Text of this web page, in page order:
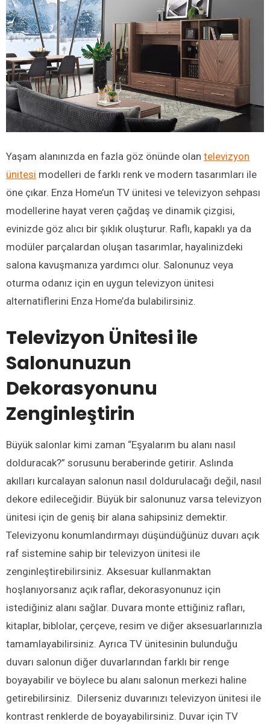
Yaşam alanınızda en fazla göz önünde olan televizyon
ünitesi modelleri de farklı renk ve modern tasarımları ile
öne çıkar. Enza Home’un TV ünitesi ve televizyon sehpası
modellerine hayat veren çağdaş ve dinamik çizgisi,
evinizde göz alıcı bir şıklık oluşturur. Raflı, kapaklı ya da
modüler parçalardan oluşan tasarımlar, hayalinizdeki
salona kavuşmanıza yardımcı olur. Salonunuz veya
oturma odanız için en uygun televizyon ünitesi
alternatiflerini Enza Home’da bulabilirsiniz.
Televizyon Ünitesi ile
Salonunuzun
Dekorasyonunu
Zenginleştirin
Büyük salonlar kimi zaman “Eşyalarım bu alanı nasıl
dolduracak?” sorusunu beraberinde getirir. Aslında
akılları kurcalayan salonun nasıl doldurulacağı değil, nasıl
dekore edileceğidir. Büyük bir salonunuz varsa televizyon
ünitesi için de geniş bir alana sahipsiniz demektir.
Televizyonu konumlandırmayı düşündüğünüz duvarı açık
raf sistemine sahip bir televizyon ünitesi ile
zenginleştirebilirsiniz. Aksesuar kullanmaktan
hoşlanıyorsanız açık raflar, dekorasyonunuz için
istediğiniz alanı sağlar. Duvara monte ettiğiniz rafları,
kitaplar, biblolar, çerçeve, resim ve diğer aksesuarlarınızla
tamamlayabilirsiniz. Ayrıca TV ünitesinin bulunduğu
duvarı salonun diğer duvarlarından farklı bir renge
boyayabilir ve böylece bu alanı salonun merkezi haline
getirebilirsiniz. Dilerseniz duvarınızı televizyon ünitesi ile
kontrast renklerde de boyayabilirsiniz. Duvar için TV